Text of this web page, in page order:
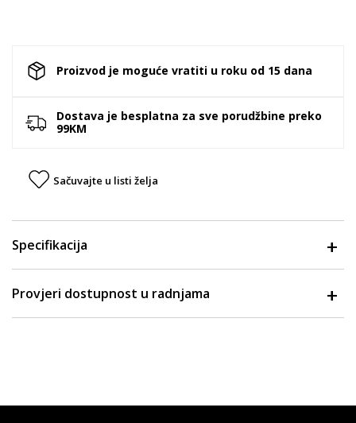
Proizvod je moguće vratiti u roku od 15 dana
Dostava je besplatna za sve porudžbine preko
99KM
Sačuvajte u listi želja
Specifikacija
Provjeri dostupnost u radnjama